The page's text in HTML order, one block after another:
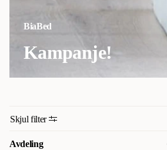
BiaBed
Kampanje!
Skjul filter
Avdeling